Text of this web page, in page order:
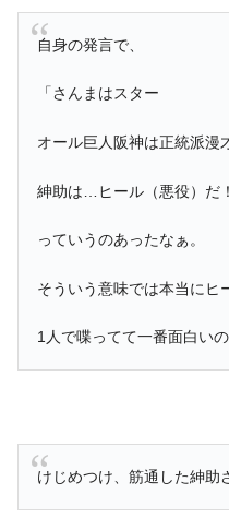
自身の発言で、
「さんまはスター
オール巨人阪神は正統派漫
紳助は…ヒール（悪役）だ
っていうのあったなぁ。
そういう意味では本当にヒ
1人で喋ってて一番面白い
けじめつけ、筋通した紳助